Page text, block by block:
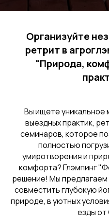
Организуйте
ретрит в
"Природа,
Вы ищете уникальное
выездных практик,
семинаров, которое
полностью
умиротворения и
комфорта? Глэмпинг
решение! Мы
совместить глубокую
природе, в уютных
езды